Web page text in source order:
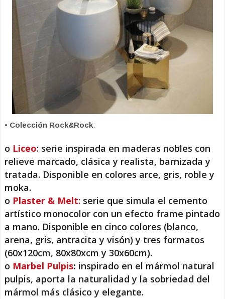
• Colección Rock&Rock:
o Liceo: serie inspirada en maderas nobles con
relieve marcado, clásica y realista, barnizada y
tratada. Disponible en colores arce, gris, roble y
moka.
o Plaster & Melt: serie que simula el cemento
artístico monocolor con un efecto frame pintado
a mano. Disponible en cinco colores (blanco,
arena, gris, antracita y visón) y tres formatos
(60x120cm, 80x80xcm y 30x60cm).
o Marbel Pulpis: inspirado en el mármol natural
pulpis, aporta la naturalidad y la sobriedad del
mármol más clásico y elegante.